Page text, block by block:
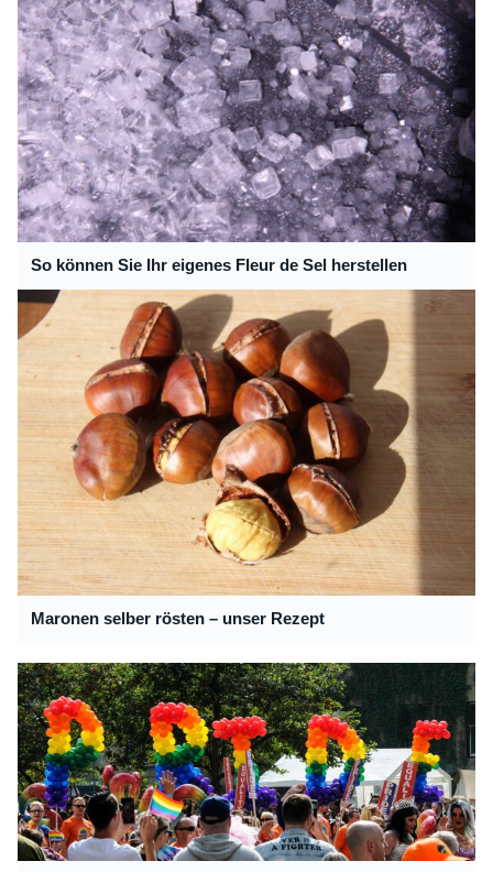
So können Sie Ihr eigenes Fleur de Sel herstellen
Maronen selber rösten – unser Rezept